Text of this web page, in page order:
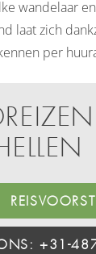
wandelaar
laat zich
per
ONS: +31-